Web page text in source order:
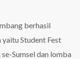
berhasil
Student Fest
Sumsel dan lomba